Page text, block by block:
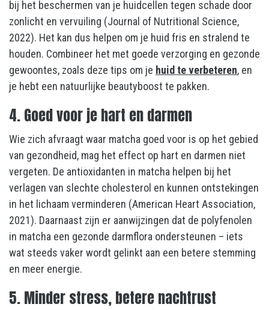
bij het beschermen van je huidcellen tegen schade door
zonlicht en vervuiling (Journal of Nutritional Science,
2022). Het kan dus helpen om je huid fris en stralend te
houden. Combineer het met goede verzorging en gezonde
gewoontes, zoals deze tips om je huid te verbeteren, en
je hebt een natuurlijke beautyboost te pakken.
4. Goed voor je hart en darmen
Wie zich afvraagt waar matcha goed voor is op het gebied
van gezondheid, mag het effect op hart en darmen niet
vergeten. De antioxidanten in matcha helpen bij het
verlagen van slechte cholesterol en kunnen ontstekingen
in het lichaam verminderen (American Heart Association,
2021). Daarnaast zijn er aanwijzingen dat de polyfenolen
in matcha een gezonde darmflora ondersteunen – iets
wat steeds vaker wordt gelinkt aan een betere stemming
en meer energie.
5. Minder stress, betere nachtrust